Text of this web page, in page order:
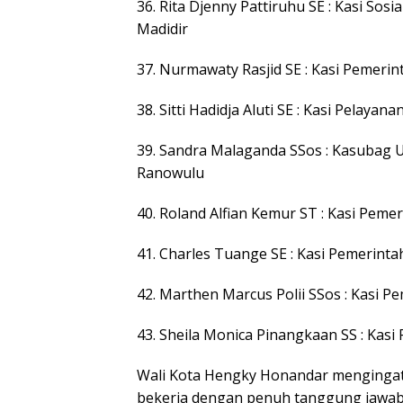
36. Rita Djenny Pattiruhu SE : Kasi
Madidir
37. Nurmawaty Rasjid SE : Kasi
38. Sitti Hadidja Aluti SE : Kasi
39. Sandra Malaganda SSos :
Ranowulu
40. Roland Alfian Kemur ST : Kasi
41. Charles Tuange SE : Kasi
42. Marthen Marcus Polii SSos : Kasi
43. Sheila Monica Pinangkaan SS :
Wali Kota Hengky Honandar
bekerja dengan penuh tanggung